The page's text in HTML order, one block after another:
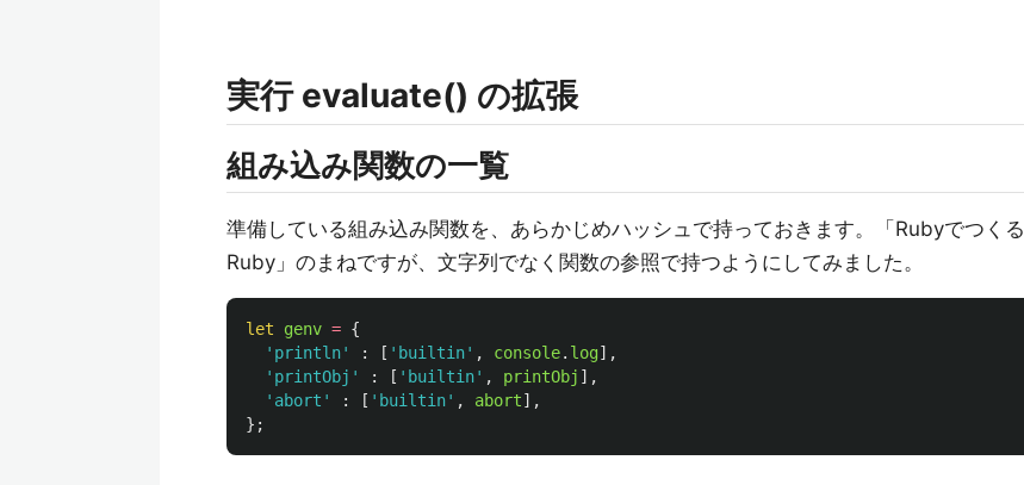
実行 evaluate() の拡張
組み込み関数の一覧
準備している組み込み関数を、あらかじめハッシュで持っておきます。「Rubyでつくる
Ruby」のまねですが、文字列でなく関数の参照で持つようにしてみました。
let genv = {
' println' : [ ' builtin' , console. log],
' printObj ' : [ ' builtin' , printObj ],
' abort ' : [ ' builtin' , abort],
};